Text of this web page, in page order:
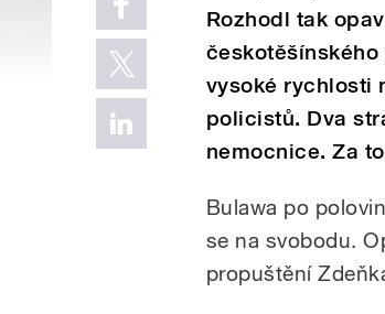
Rozhodl tak
vysoké rychlosti
policistů. Dva
nemocnice. Za
Bulawa po
se na svobodu.
propuštění